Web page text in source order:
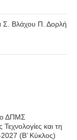
Σ. Βλάχου Π. Δορλή
ΔΠΜΣ
και τη
(B’ Kύκλος)